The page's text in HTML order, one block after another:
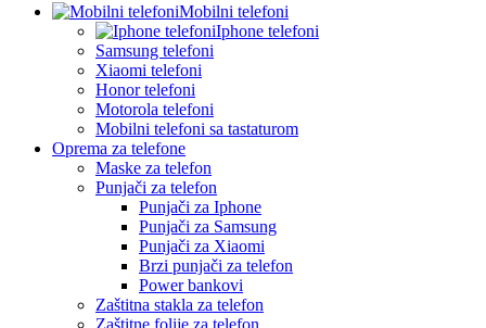
Mobilni telefoni
Iphone telefoni
Samsung telefoni
Xiaomi telefoni
Honor telefoni
Motorola telefoni
Mobilni telefoni sa tastaturom
Oprema za telefone
Maske za telefon
Punjači za telefon
Punjači za Iphone
Punjači za Samsung
Punjači za Xiaomi
Brzi punjači za telefon
Power bankovi
Zaštitna stakla za telefon
Zaštitne folije za telefon